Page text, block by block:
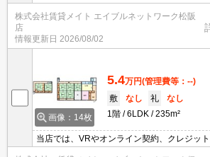
りWEBのみでの契約も可能ですのでお気軽
株式会社賃貸メイト エイブルネットワーク松阪
店
情報更新日 2026/08/02
画像：14枚
5.4万円(管理費等：--)
敷
なし 礼
なし
1階
6LDK 235m²
当店では、VRやオンライン契約、クレジッ
りWEBのみでの契約も可能ですのでお気軽